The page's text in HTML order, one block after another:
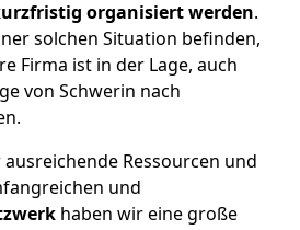
organisiert werden.
solchen Situation befinden,
Firma ist in der Lage, auch
von Schwerin nach
Ressourcen und
und
haben wir eine große